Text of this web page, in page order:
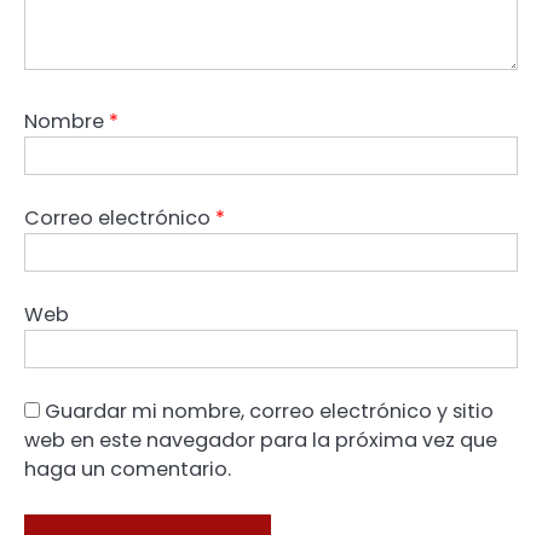
Nombre *
Correo electrónico *
Web
Guardar mi nombre, correo electrónico y sitio
web en este navegador para la próxima vez que
haga un comentario.